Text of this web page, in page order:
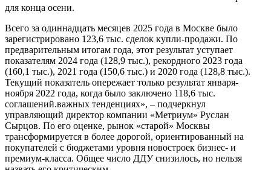
для конца осени.
Всего за одиннадцать месяцев 2025 года в Москве было
зарегистрировано 123,6 тыс. сделок купли-продажи. По
предварительным итогам года, этот результат уступает
показателям 2024 года (128,9 тыс.), рекордного 2023 года
(160,1 тыс.), 2021 года (150,6 тыс.) и 2020 года (128,8 тыс.).
Текущий показатель опережает только результат января-
ноября 2022 года, когда было заключено 118,6 тыс.
соглашений.важных тенденциях», – подчеркнул
управляющий директор компании «Метриум» Руслан
Сырцов. По его оценке, рынок «старой» Москвы
трансформируется в более дорогой, ориентированный на
покупателей с бюджетами уровня новостроек бизнес- и
премиум-класса. Общее число ДДУ снизилось, но нельзя